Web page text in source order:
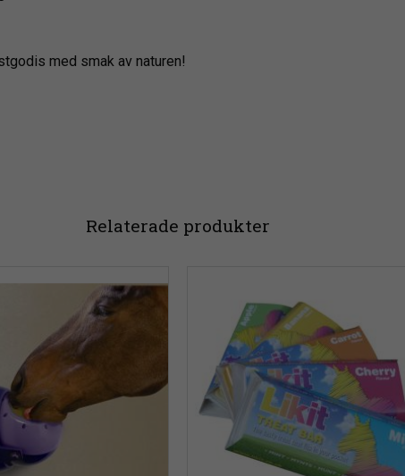
med smak av naturen!
Relaterade produkter